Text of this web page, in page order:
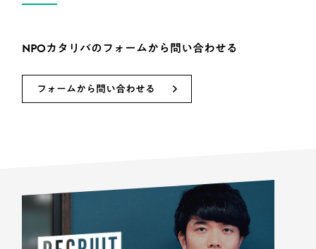
NPOカタリバのフォームから問い合わせる
フォームから問い合わせる